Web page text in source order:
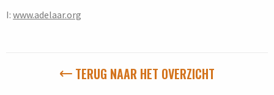
I: www.adelaar.org
TERUG NAAR HET OVERZICHT